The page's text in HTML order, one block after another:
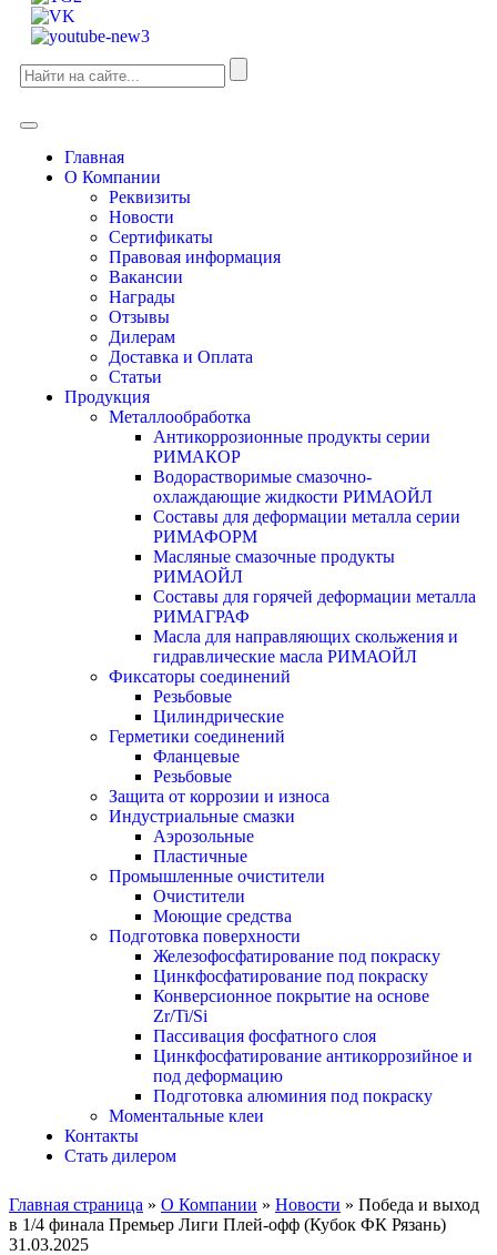
Главная
О Компании
Реквизиты
Новости
Сертификаты
Правовая информация
Вакансии
Награды
Отзывы
Дилерам
Доставка и Оплата
Статьи
Продукция
Металлообработка
Антикоррозионные продукты серии
РИМАКОР
Водорастворимые смазочно-
охлаждающие жидкости РИМАОЙЛ
Составы для деформации металла серии
РИМАФОРМ
Масляные смазочные продукты
РИМАОЙЛ
Составы для горячей деформации металла
РИМАГРАФ
Масла для направляющих скольжения и
гидравлические масла РИМАОЙЛ
Фиксаторы соединений
Резьбовые
Цилиндрические
Герметики соединений
Фланцевые
Резьбовые
Защита от коррозии и износа
Индустриальные смазки
Аэрозольные
Пластичные
Промышленные очистители
Очистители
Моющие средства
Подготовка поверхности
Железофосфатирование под покраску
Цинкфосфатирование под покраску
Конверсионное покрытие на основе
Zr/Ti/Si
Пассивация фосфатного слоя
Цинкфосфатирование антикоррозийное и
под деформацию
Подготовка алюминия под покраску
Моментальные клеи
Контакты
Стать дилером
Главная страница » О Компании » Новости » Победа и выход
в 1/4 финала Премьер Лиги Плей-офф (Кубок ФК Рязань)
31.03.2025